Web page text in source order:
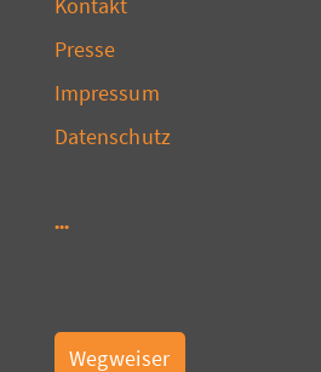
Presse
Impressum
Datenschutz
Wegweiser